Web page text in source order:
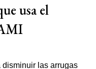
usa el